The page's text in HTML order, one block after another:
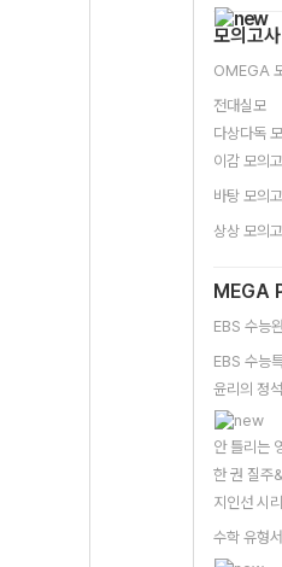
모의고사
OMEGA
전대실모
다상다독
이감 모의
바탕 모의
상상 모의
MEGA
EBS 수능
EBS 수능
윤리의 정
안 틀리는
한 권 질주
지인선 시
수학 유형